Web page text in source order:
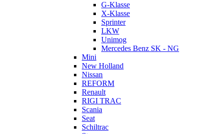
G-Klasse
X-Klasse
Sprinter
LKW
Unimog
Mercedes Benz SK - NG
Mini
New Holland
Nissan
REFORM
Renault
RIGI TRAC
Scania
Seat
Schiltrac